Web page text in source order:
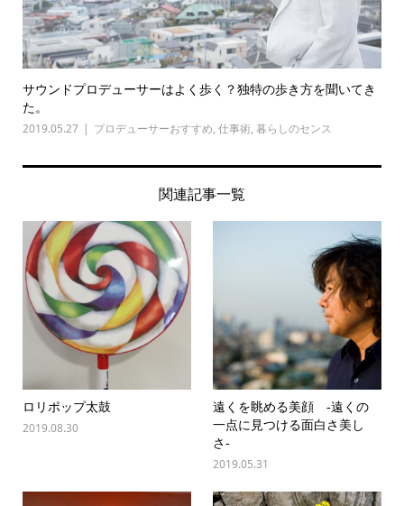
サウンドプロデューサーはよく歩く？独特の歩き方を聞いてき
た。
2019.05.27 プロデューサーおすすめ, 仕事術, 暮らしのセンス
関連記事一覧
ロリポップ太鼓
2019.08.30
遠くを眺める美顔 -遠くの
一点に見つける面白さ美し
さ-
2019.05.31